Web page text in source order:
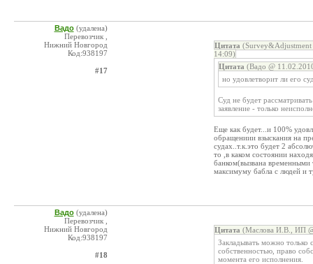
Вадо (удалена)
Перевозчик ,
Нижний Новгород
Код:938197
#17
Цитата (Survey&Adjustment
14:09)
Цитата (Вадо @
но удовлетворит ли его
Суд не будет
заявление - только
Еще как будет...и 100%
обращениии взыскания на
судах..т.к.это будет 2
то ,в каком состоянии
банком(вызвана
максимуму бабла с людей и
Вадо (удалена)
Перевозчик ,
Нижний Новгород
Код:938197
#18
Цитата (Маслова И.В., ИП
Закладывать можно только
собственностью, право
момента его исполнения.